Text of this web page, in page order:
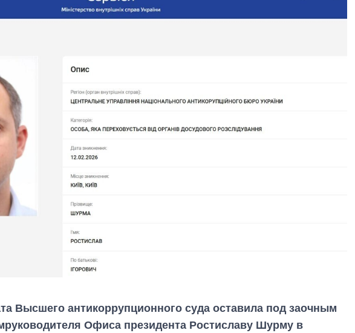
Высшего антикоррупционного суда оставила под заочным
Офиса президента Ростиславу Шурму в